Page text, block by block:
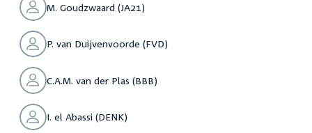
M. Goudzwaard (JA21)
P. van Duijvenvoorde (FVD)
C.A.M. van der Plas (BBB)
I. el Abassi (DENK)